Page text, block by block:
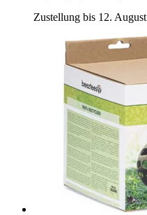
Zustellung bis 12. August